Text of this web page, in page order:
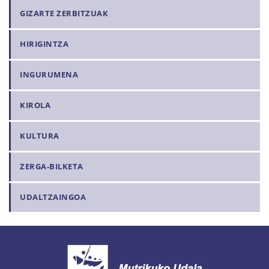
GIZARTE ZERBITZUAK
HIRIGINTZA
INGURUMENA
KIROLA
KULTURA
ZERGA-BILKETA
UDALTZAINGOA